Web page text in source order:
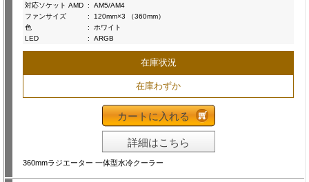
対応ソケット AMD :
AM5/AM4
ファンサイズ
:
120mm×3 （360mm）
色
:
ホワイト
LED
: ARGB
在庫状況
在庫わずか
カートに入れる
詳細はこちら
360mmラジエーター 一体型水冷クーラー